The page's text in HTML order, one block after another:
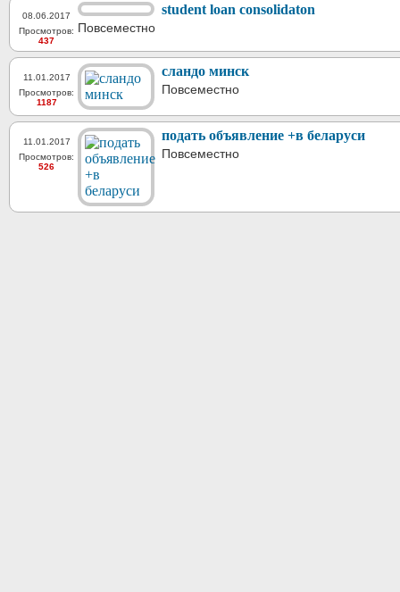
08.06.2017
Просмотров:
437
student loan consolidaton
Повсеместно
11.01.2017
Просмотров:
1187
сландо минск
Повсеместно
11.01.2017
Просмотров:
526
подать объявление +в беларуси
Повсеместно